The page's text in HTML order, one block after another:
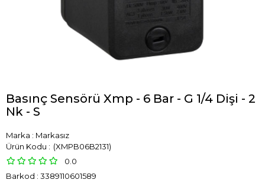
Basınç Sensörü Xmp - 6 Bar - G 1/4 Dişi - 2
Nk - S
Marka : Markasız
(XMPB06B2131)
0.0
Barkod : 3389110601589